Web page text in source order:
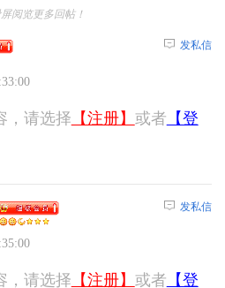
阅览更多回帖！
发私信
，请选择 【注册】 或者 【登
发私信
，请选择 【注册】 或者 【登